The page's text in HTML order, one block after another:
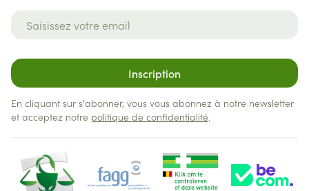
Inscription
En cliquant sur s'abonner, vous vous abonnez à notre newsletter
et acceptez notre politique de confidentialité.